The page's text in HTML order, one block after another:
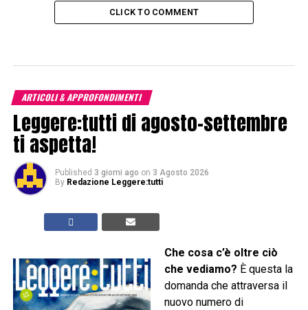
CLICK TO COMMENT
ARTICOLI & APPROFONDIMENTI
Leggere:tutti di agosto-settembre
ti aspetta!
Published 3 giorni ago on 3 Agosto 2026
By Redazione Leggere:tutti
Che cosa c’è oltre ciò
che vediamo? È questa la
domanda che attraversa il
nuovo numero di